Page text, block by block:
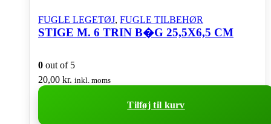
FUGLE LEGETØJ, FUGLE TILBEHØR
STIGE M. 6 TRIN B�G 25,5X6,5 CM
0 out of 5
20,00 kr. inkl. moms
Tilføj til kurv